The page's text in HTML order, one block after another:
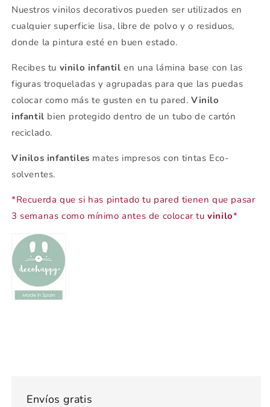
Nuestros vinilos decorativos pueden ser utilizados en
cualquier superficie lisa, libre de polvo y o residuos,
donde la pintura esté en buen estado.
Recibes tu vinilo infantil en una lámina base con las
figuras troqueladas y agrupadas para que las puedas
colocar como más te gusten en tu pared.Vinilo
infantil bien protegido dentro de un tubo de cartón
reciclado.
Vinilos infantiles mates impresos con tintas Eco-
solventes.
*Recuerda que si has pintado tu pared tienen que pasar
3 semanas como mínimo antes de colocar tuvinilo*
Envíos gratis